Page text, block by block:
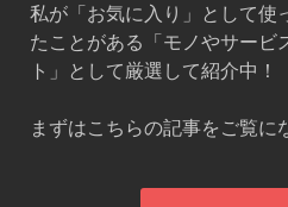
私が「お気に入り」として使
たことがある「モノやサービ
ト」として厳選して紹介中！
まずはこちらの記事をご覧に